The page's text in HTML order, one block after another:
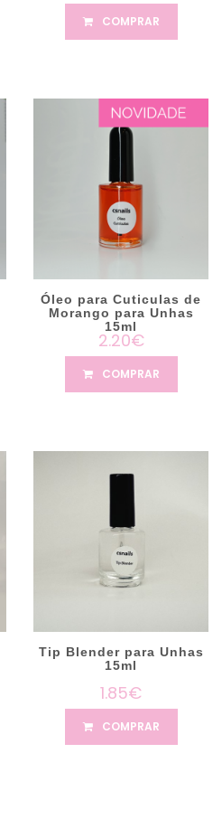
COMPRAR
Óleo para Cuticulas de
Morango para Unhas
15ml
2.20€
COMPRAR
Tip Blender para Unhas
15ml
1.85€
COMPRAR